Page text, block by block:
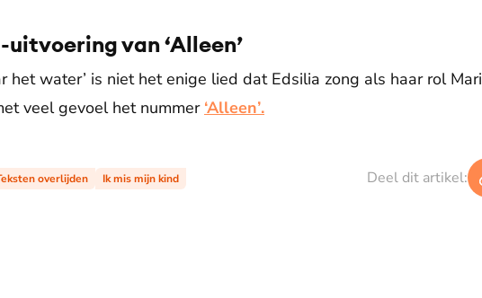
van ‘Alleen’
het water’ is niet het enige lied dat Edsilia zong als haar rol
veel gevoel het nummer ‘Alleen’.
overlijden Ik mis mijn kind Deel dit artikel: